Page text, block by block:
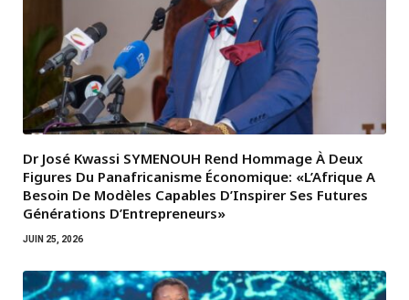
Dr José Kwassi SYMENOUH Rend Hommage À Deux
Figures Du Panafricanisme Économique: «L’Afrique A
Besoin De Modèles Capables D’Inspirer Ses Futures
Générations D’Entrepreneurs»
JUIN 25, 2026